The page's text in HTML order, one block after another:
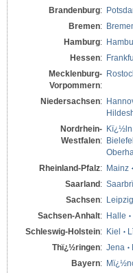
Brandenburg:
Bremen:
Hamburg:
Hessen:
Mecklenburg-
Vorpommern:
Niedersachsen:
Nordrhein-
Westfalen:
Kï¿½ln
Rheinland-Pfalz: Mainz
Saarland:
Sachsen: Leipzig
Sachsen-Anhalt: Halle
Schleswig-Holstein: Kiel
Thï¿½ringen: Jena
Bayern: